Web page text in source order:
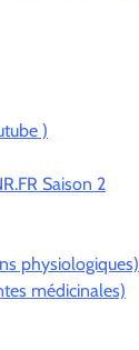
)
Saison 2
physiologiques)
médicinales)